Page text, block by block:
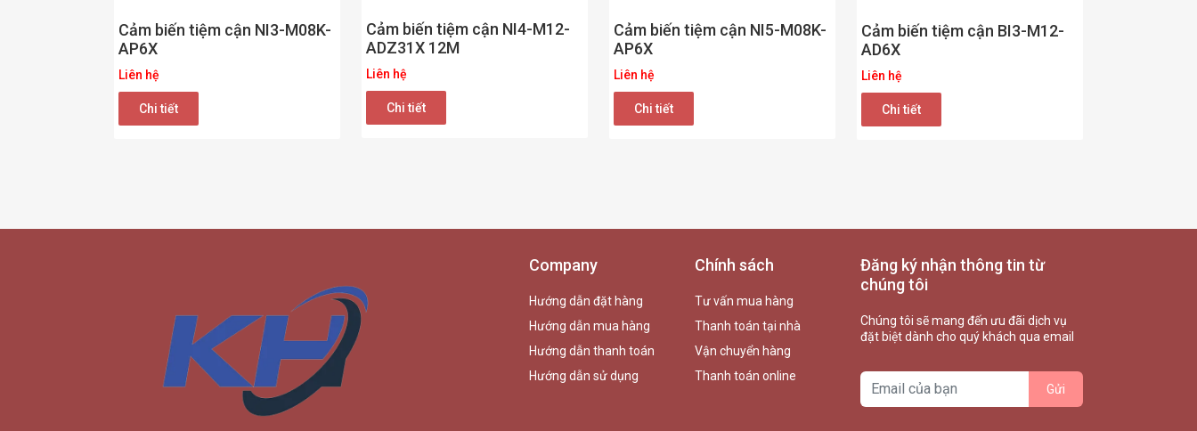
Cảm biến tiệm cận NI3-M08K-
AP6X
Liên hệ
Chi tiết
Cảm biến tiệm cận NI4-M12-
ADZ31X 12M
Liên hệ
Chi tiết
Cảm biến tiệm cận NI5-M08K-
AP6X
Liên hệ
Chi tiết
Cảm biến tiệm cận BI3-M12-
AD6X
Liên hệ
Chi tiết
Company
Hướng dẫn đặt hàng
Hướng dẫn mua hàng
Hướng dẫn thanh toán
Hướng dẫn sử dụng
Chính sách
Tư vấn mua hàng
Thanh toán tại nhà
Vận chuyển hàng
Thanh toán online
Đăng ký nhận thông tin từ
chúng tôi
Chúng tôi sẽ mang đến ưu đãi dịch vụ
đặt biệt dành cho quý khách qua email